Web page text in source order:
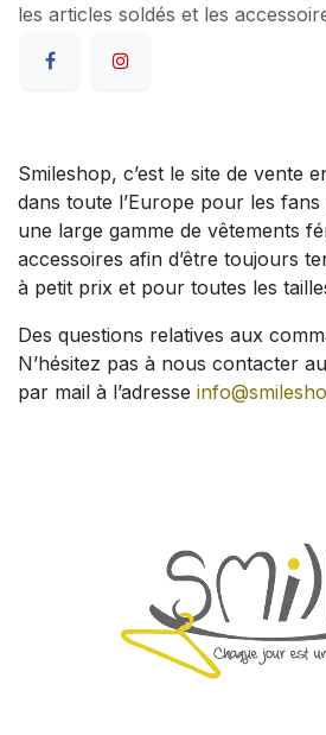
les articles soldés et les
Smileshop, c’est le site de vente
dans toute l’Europe pour les
une large gamme de vêtements
accessoires afin d’être toujours
à petit prix et pour toutes les
Des questions relatives aux
N’hésitez pas à nous contacter
par mail à l’adresse